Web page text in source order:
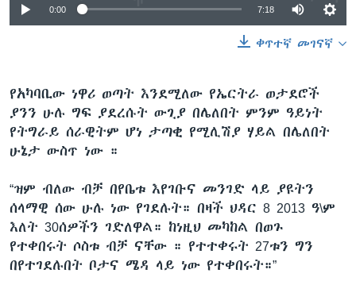
0:00 7:18
ቀጥተኛ መገናኛ
የአካባቢው ነዋሪ ወጣት እንደሚለው የኤርትራ ወታደሮች
ያንን ሁሉ ግፍ ያደረሱት ውጊያ በሌለበት ምንም ዓይነት
የትግራይ ሰራዊትም ሆነ ታጣቂ የሚሊሽያ ሃይል በሌለበት
ሁኔታ ውስጥ ነው ።
“ዝም ብለው ብቻ በየቤቱ እየገቡና መንገድ ላይ ያዩትን
ሰላማዊ ሰው ሁሉ ነው የገደሉት። በዛች ህዳር 8 2013 ዓ\ም
እለት 30ሰዎችን ገድለዋል። ከነዚህ መካከል በወጉ
የተቀበሩት ሶስቱ ብቻ ናቸው ። የተተቀሩት 27ቱን ግን
በየተገደሉበት ቦታና ሜዳ ላይ ነው የተቀበሩት።”